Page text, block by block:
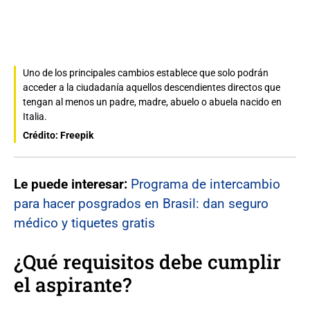
Uno de los principales cambios establece que solo podrán
acceder a la ciudadanía aquellos descendientes directos que
tengan al menos un padre, madre, abuelo o abuela nacido en
Italia.
Crédito: Freepik
Le puede interesar: Programa de intercambio
para hacer posgrados en Brasil: dan seguro
médico y tiquetes gratis
¿Qué requisitos debe cumplir
el aspirante?